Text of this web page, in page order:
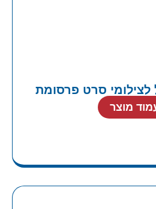
לצילומי סרט פרסומת
מוצר